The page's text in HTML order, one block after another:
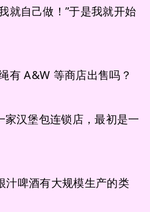
就自己做！”于是我就开始
有 A&W 等商店出售吗？
家汉堡包连锁店，最初是一
汁啤酒有大规模生产的类